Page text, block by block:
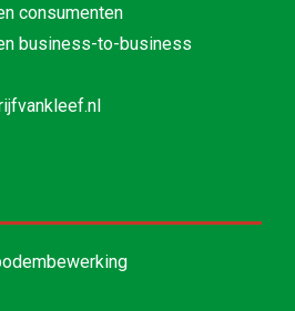
consumenten
business-to-business